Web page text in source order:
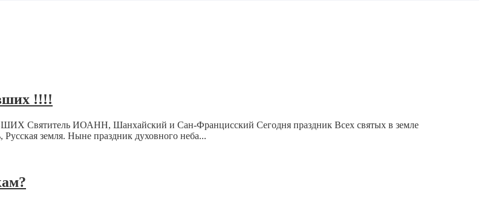
!!!!
ИОАНН, Шанхайский и Сан-Францисский Сегодня праздник Всех святых в земле
земля. Ныне праздник духовного неба...